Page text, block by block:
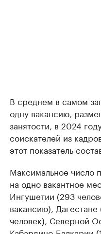
В среднем в самом
одну вакансию,
занятости, в 2024
соискателей из
этот показатель
Максимальное число
на одно вакантное
Ингушетии (293
вакансию),
человек), Северной